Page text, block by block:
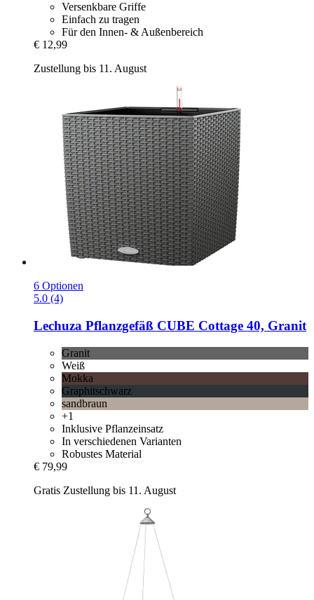
Versenkbare Griffe
Einfach zu tragen
Für den Innen- & Außenbereich
€ 12,99
Zustellung bis 11. August
6 Optionen
5.0 (4)
Lechuza Pflanzgefäß CUBE Cottage 40, Granit
Granit
Weiß
Mokka
Graphitschwarz
sandbraun
+1
Inklusive Pflanzeinsatz
In verschiedenen Varianten
Robustes Material
€ 79,99
Gratis Zustellung bis 11. August